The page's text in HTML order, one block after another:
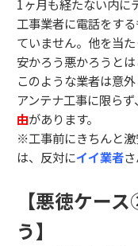
1ヶ月も経たない内に
工事業者に電話をす
ていません。他を当
安かろう悪かろうと
このような業者は意外
アンテナ工事に限らず、
由があります。
※工事前にきちんと激
は、反対にイイ業者
【悪徳ケー
う】